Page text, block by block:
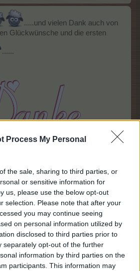
Process My Personal
the sale, sharing to third parties, or
or sensitive information for
us, please use the below opt-out
selection. Please note that after your
you may continue seeing
on personal information utilized by
disclosed to third parties prior to
separately opt-out of the further
information by third parties on the
participants. This information may
.....und vielen Dank auch von
Glückwünsche und die ersten
......
gefällt dies.
Weg in die Banner-Schatztruhe
ich echt sagen WOW. Die Arbeit